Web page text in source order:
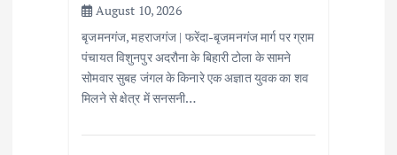
August 10, 2026
बृजमनगंज, महराजगंज | फरेंदा-बृजमनगंज मार्ग पर ग्राम
पंचायत विशुनपुर अदरौना के बिहारी टोला के सामने
सोमवार सुबह जंगल के किनारे एक अज्ञात युवक का शव
मिलने से क्षेत्र में सनसनी…